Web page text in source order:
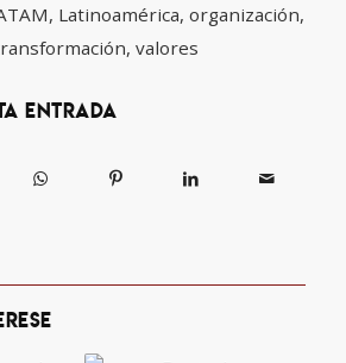
, Latinoamérica, organización,
, valores
entrada